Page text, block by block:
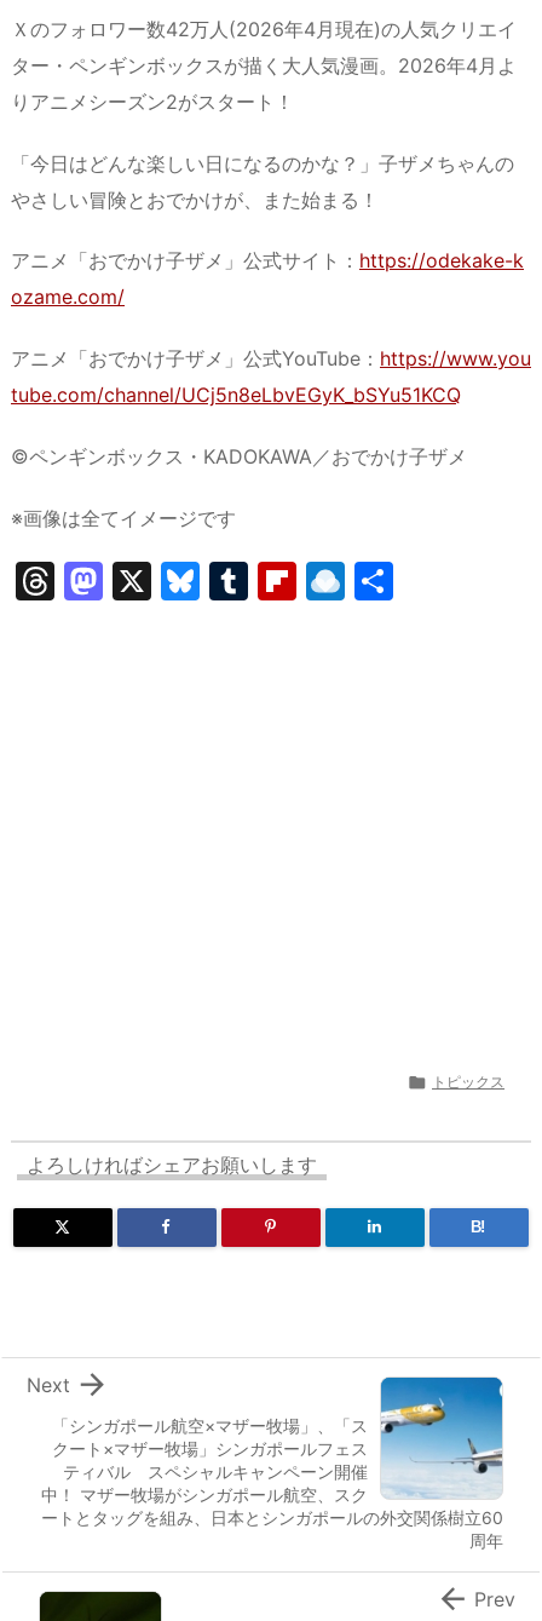
Ｘのフォロワー数42万人(2026年4月現在)の人気クリエイ
ター・ペンギンボックスが描く大人気漫画。2026年4月よ
りアニメシーズン2がスタート！
「今日はどんな楽しい日になるのかな？」子ザメちゃんの
やさしい冒険とおでかけが、また始まる！
アニメ「おでかけ子ザメ」公式サイト： https://odekake-k
ozame.com/
アニメ「おでかけ子ザメ」公式YouTube： https://www.you
tube.com/channel/UCj5n8eLbvEGyK_bSYu51KCQ
©ペンギンボックス・KADOKAWA／おでかけ子ザメ
※画像は全てイメージです
T
M X
Bl T
Fl R
 トピックス
よろしければシェアお願いします
B!
「シンガポール航空×マザー牧場」、「ス
クート×マザー牧場」シンガポールフェス
ティバル スペシャルキャンペーン開催
中！ マザー牧場がシンガポール航空、スク
ートとタッグを組み、日本とシンガポールの外交関係樹立60
周年

Next
 Prev